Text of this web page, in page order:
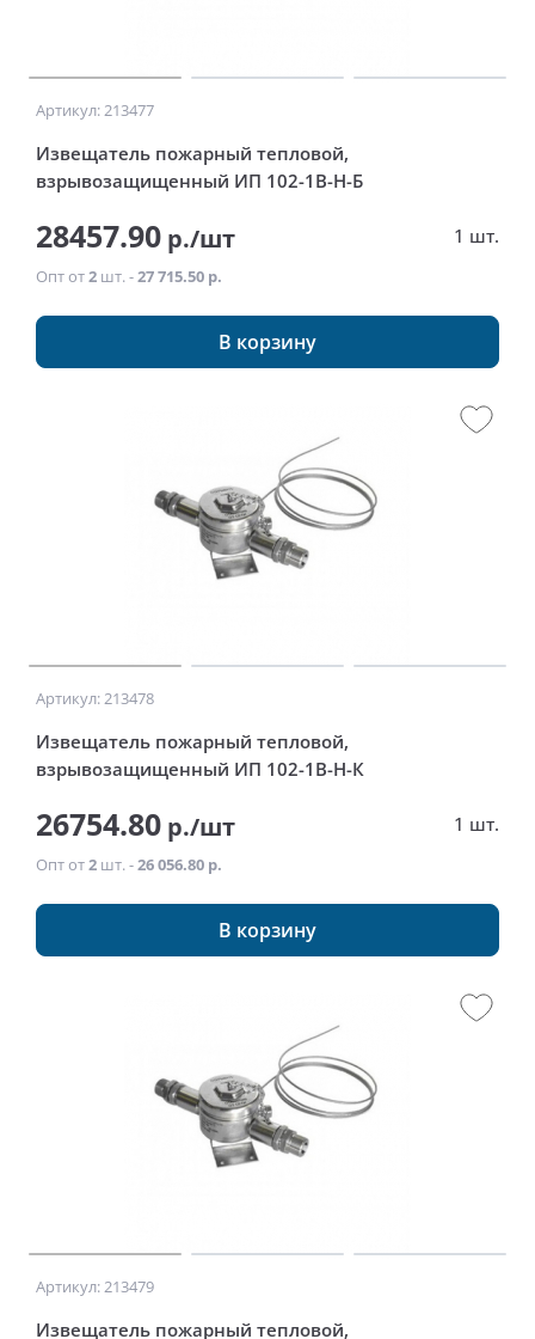
Артикул: 213477
Извещатель пожарный тепловой,
взрывозащищенный ИП 102-1В-Н-Б
28457.90 р./шт 1 шт.
Опт от2 шт. -27 715.50 р.
В корзину
Артикул: 213478
Извещатель пожарный тепловой,
взрывозащищенный ИП 102-1В-Н-К
26754.80 р./шт 1 шт.
Опт от2 шт. -26 056.80 р.
В корзину
Артикул: 213479
Извещатель пожарный тепловой,